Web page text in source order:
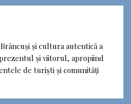
și cultura autentică a
și viitorul, apropiind
de turiști și comunități